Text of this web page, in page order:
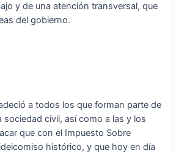
y de una atención transversal, que
del gobierno.
a todos los que forman parte de
sociedad civil, así como a las y los
que con el Impuesto Sobre
histórico, y que hoy en día